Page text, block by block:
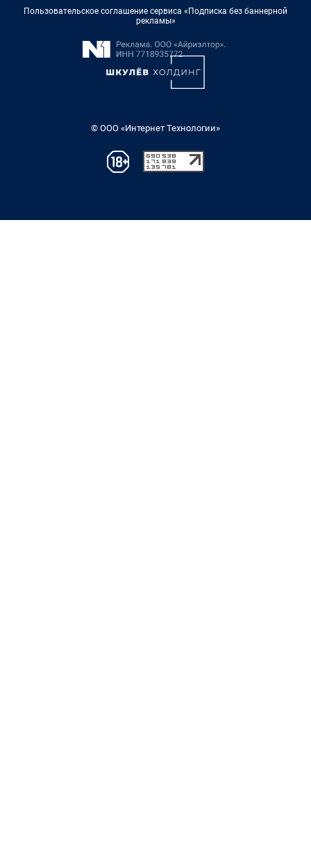
Пользовательское соглашение сервиса «Подписка без баннерной
рекламы»
© ООО «Интернет Технологии»